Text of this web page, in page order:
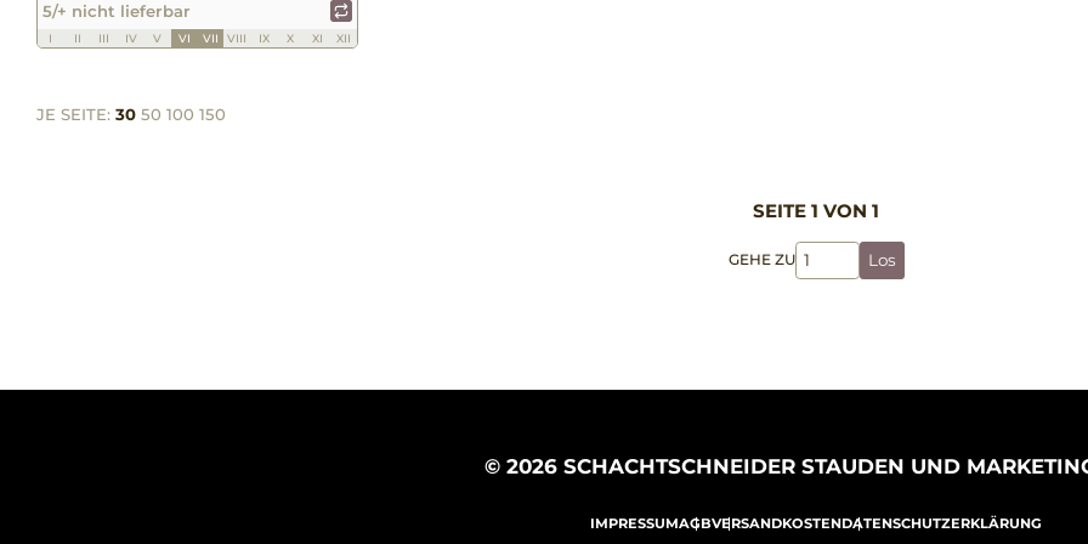
5/+ nicht lieferbar
I II III IV V VI VII VIII IX X XI XII
JE SEITE: 30 50 100 150
SEITE 1 VON 1
GEHE ZU Los
© 2026 SCHACHTSCHNEIDER STAUDEN UND
IMPRESSUMAGBVERSANDKOSTENDATENSCHUTZERKLÄRUNG